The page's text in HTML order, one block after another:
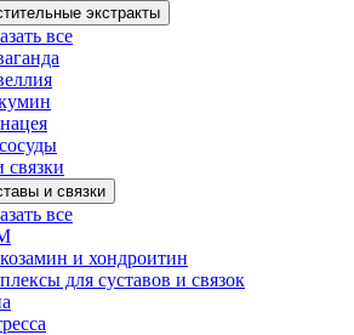
экстракты
все
связки
и связки
все
и хондроитин
для суставов и связок